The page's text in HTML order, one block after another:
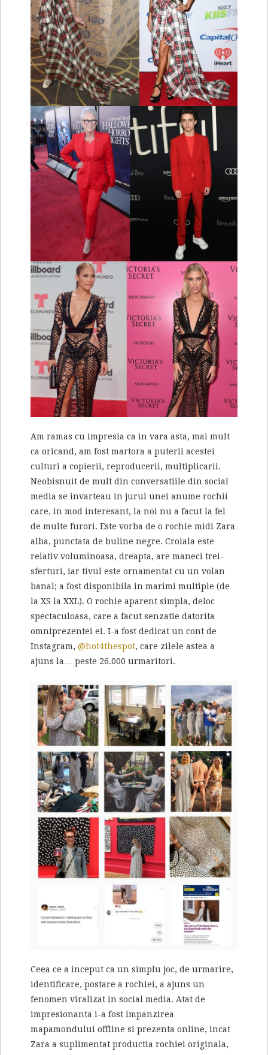
Am ramas cu impresia ca in vara asta, mai mult
ca oricand, am fost martora a puterii acestei
culturi a copierii, reproducerii, multiplicarii.
Neobisnuit de mult din conversatiile din social
media se invarteau in jurul unei anume rochii
care, in mod interesant, la noi nu a facut la fel
de multe furori. Este vorba de o rochie midi Zara
alba, punctata de buline negre. Croiala este
relativ voluminoasa, dreapta, are maneci trei-
sferturi, iar tivul este ornamentat cu un volan
banal; a fost disponibila in marimi multiple (de
la XS la XXL). O rochie aparent simpla, deloc
spectaculoasa, care a facut senzatie datorita
omniprezentei ei. I-a fost dedicat un cont de
Instagram, @hot4thespot, care zilele astea a
ajuns la… peste 26.000 urmaritori.
Ceea ce a inceput ca un simplu joc, de urmarire,
identificare, postare a rochiei, a ajuns un
fenomen viralizat in social media. Atat de
impresionanta i-a fost impanzirea
mapamondului offline si prezenta online, incat
Zara a suplimentat productia rochiei originala,